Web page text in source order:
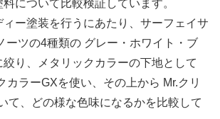
について比較検証しています。
ー塗装を行うにあたり、サーフェイサ
ーツの4種類の グレー・ホワイト・ブ
り、メタリックカラーの下地として
カラーGXを使い、その上から Mr.クリ
て、どの様な色味になるかを比較して